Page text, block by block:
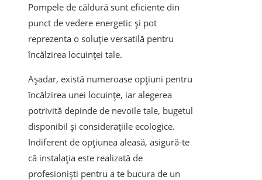
Pompele de căldură sunt eficiente din
punct de vedere energetic și pot
reprezenta o soluție versatilă pentru
încălzirea locuinței tale.
Așadar, există numeroase opțiuni pentru
încălzirea unei locuințe, iar alegerea
potrivită depinde de nevoile tale, bugetul
disponibil și considerațiile ecologice.
Indiferent de opțiunea aleasă, asigură-te
că instalația este realizată de
profesioniști pentru a te bucura de un